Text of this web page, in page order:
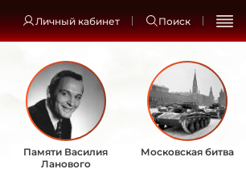
Личный кабинет Поиск
Памяти Василия
Ланового
Московская битва